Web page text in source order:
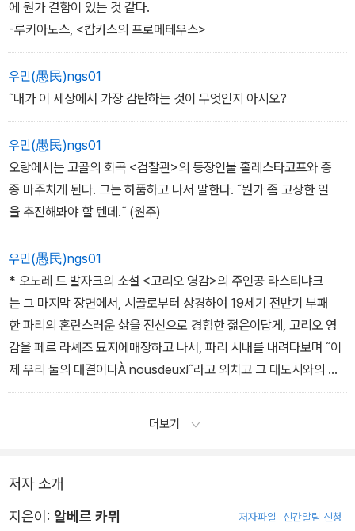
에 뭔가 결함이 있는 것 같다.
-루키아노스, <캅카스의 프로메테우스>
우민(愚民)ngs01
˝내가 이 세상에서 가장 감탄하는 것이 무엇인지 아시오?
우민(愚民)ngs01
오랑에서는 고골의 회곡 <검찰관>의 등장인물 홀레스타코프와 종
종 마주치게 된다. 그는 하품하고 나서 말한다. ˝뭔가 좀 고상한 일
을 추진해봐야 할 텐데.˝ (원주)
우민(愚民)ngs01
* 오노레 드 발자크의 소설 <고리오 영감>의 주인공 라스티냐크
는 그 마지막 장면에서, 시골로부터 상경하여 19세기 전반기 부패
한 파리의 혼란스러운 삶을 전신으로 경험한 젊은이답게, 고리오 영
감을 페르 라셰즈 묘지에매장하고 나서, 파리 시내를 내려다보며 ˝이
제 우리 둘의 대결이다À nousdeux!˝라고 외치고 그 대도시와의 대
결과 정복을 다짐한다.
더보기
저자 소개
지은이: 알베르 카뮈 저자파일 신간알림 신청